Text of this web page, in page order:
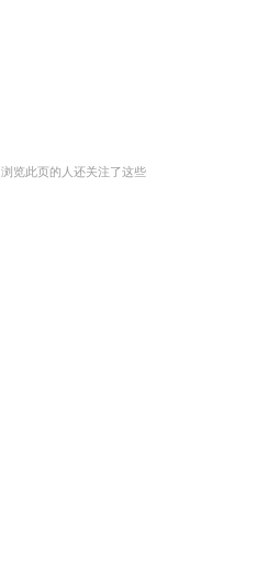
浏览此页的人还关注了这些